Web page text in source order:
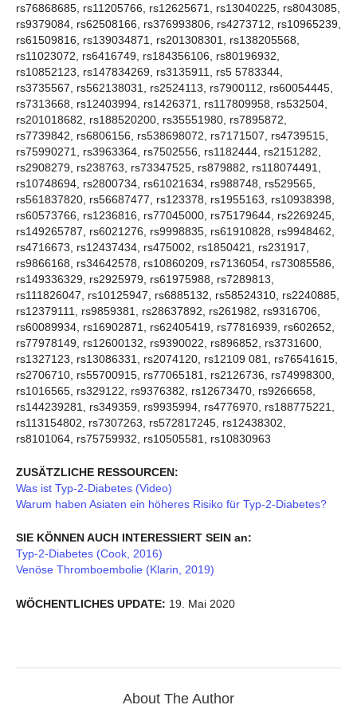
rs76868685, rs11205766, rs12625671, rs13040225, rs8043085,
rs9379084, rs62508166, rs376993806, rs4273712, rs10965239,
rs61509816, rs139034871, rs201308301, rs138205568,
rs11023072, rs6416749, rs184356106, rs80196932,
rs10852123, rs147834269, rs3135911, rs5 5783344,
rs3735567, rs562138031, rs2524113, rs7900112, rs60054445,
rs7313668, rs12403994, rs1426371, rs117809958, rs532504,
rs201018682, rs188520200, rs35551980, rs7895872,
rs7739842, rs6806156, rs538698072, rs7171507, rs4739515,
rs75990271, rs3963364, rs7502556, rs1182444, rs2151282,
rs2908279, rs238763, rs73347525, rs879882, rs118074491,
rs10748694, rs2800734, rs61021634, rs988748, rs529565,
rs561837820, rs56687477, rs123378, rs1955163, rs10938398,
rs60573766, rs1236816, rs77045000, rs75179644, rs2269245,
rs149265787, rs6021276, rs9998835, rs61910828, rs9948462,
rs4716673, rs12437434, rs475002, rs1850421, rs231917,
rs9866168, rs34642578, rs10860209, rs7136054, rs73085586,
rs149336329, rs2925979, rs61975988, rs7289813,
rs111826047, rs10125947, rs6885132, rs58524310, rs2240885,
rs12379111, rs9859381, rs28637892, rs261982, rs9316706,
rs60089934, rs16902871, rs62405419, rs77816939, rs602652,
rs77978149, rs12600132, rs9390022, rs896852, rs3731600,
rs1327123, rs13086331, rs2074120, rs12109 081, rs76541615,
rs2706710, rs55700915, rs77065181, rs2126736, rs74998300,
rs1016565, rs329122, rs9376382, rs12673470, rs9266658,
rs144239281, rs349359, rs9935994, rs4776970, rs188775221,
rs113154802, rs7307263, rs572817245, rs12438302,
rs8101064, rs75759932, rs10505581, rs10830963
ZUSÄTZLICHE RESSOURCEN:
Was ist Typ-2-Diabetes (Video)
Warum haben Asiaten ein höheres Risiko für Typ-2-Diabetes?
SIE KÖNNEN AUCH INTERESSIERT SEIN an:
Typ-2-Diabetes (Cook, 2016)
Venöse Thromboembolie (Klarin, 2019)
WÖCHENTLICHES UPDATE: 19. Mai 2020
About The Author